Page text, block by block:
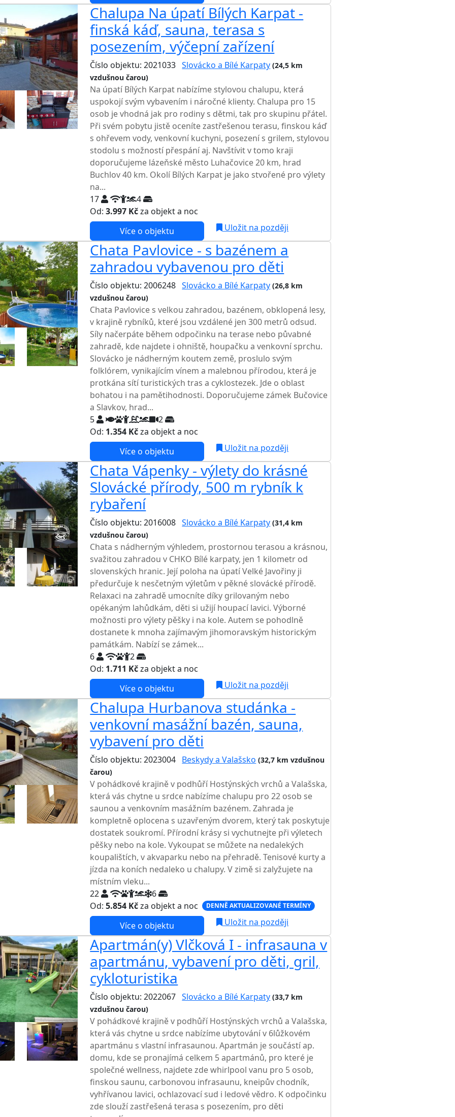
Chalupa Na úpatí Bílých Karpat -
finská káď, sauna, terasa s
posezením, výčepní zařízení
Číslo objektu: 2021033 Slovácko a Bílé Karpaty (24,5 km
vzdušnou čarou)
Na úpatí Bílých Karpat nabízíme stylovou chalupu, která
uspokojí svým vybavením i náročné klienty. Chalupa pro 15
osob je vhodná jak pro rodiny s dětmi, tak pro skupinu přátel.
Při svém pobytu jistě oceníte zastřešenou terasu, finskou káď
s ohřevem vody, venkovní kuchyni, posezení s grilem, stylovou
stodolu s možností přespání aj. Navštívit v tomo kraji
doporučujeme lázeňské město Luhačovice 20 km, hrad
Buchlov 40 km. Okolí Bílých Karpat je jako stvořené pro výlety
na...
17
4
Od:3.997 Kčza objekt a noc
Více o objektu
Uložit na později
Chata Pavlovice - s bazénem a
zahradou vybavenou pro děti
Číslo objektu: 2006248 Slovácko a Bílé Karpaty (26,8 km
vzdušnou čarou)
Chata Pavlovice s velkou zahradou, bazénem, obklopená lesy,
v krajině rybníků, které jsou vzdálené jen 300 metrů odsud.
Síly načerpáte během odpočinku na terase nebo půvabné
zahradě, kde najdete i ohniště, houpačku a venkovní sprchu.
Slovácko je nádherným koutem země, proslulo svým
folklórem, vynikajícím vínem a malebnou přírodou, která je
protkána sítí turistických tras a cyklostezek. Jde o oblast
bohatou i na pamětihodnosti. Doporučujeme zámek Bučovice
a Slavkov, hrad...
5
2
Od: 1.354 Kčza objekt a noc
Více o objektu
Uložit na později
Chata Vápenky - výlety do krásné
Slovácké přírody, 500 m rybník k
rybaření
Číslo objektu: 2016008 Slovácko a Bílé Karpaty (31,4 km
vzdušnou čarou)
Chata s nádherným výhledem, prostornou terasou a krásnou,
svažitou zahradou v CHKO Bílé karpaty, jen 1 kilometr od
slovenských hranic. Její poloha na úpatí Velké Javořiny ji
předurčuje k nesčetným výletům v pěkné slovácké přírodě.
Relaxaci na zahradě umocníte díky grilovaným nebo
opékaným lahůdkám, děti si užijí houpací lavici. Výborné
možnosti pro výlety pěšky i na kole. Autem se pohodlně
dostanete k mnoha zajímavým jihomoravským historickým
památkám. Nabízí se zámek...
6
2
Od: 1.711 Kčza objekt a noc
Více o objektu
Uložit na později
Chalupa Hurbanova studánka -
venkovní masážní bazén, sauna,
vybavení pro děti
Číslo objektu: 2023004 Beskydy a Valašsko (32,7 km vzdušnou
čarou)
V pohádkové krajině v podhůří Hostýnských vrchů a Valašska,
která vás chytne u srdce nabízíme chalupu pro 22 osob se
saunou a venkovním masážním bazénem. Zahrada je
kompletně oplocena s uzavřeným dvorem, který tak poskytuje
dostatek soukromí. Přírodní krásy si vychutnejte při výletech
pěšky nebo na kole. Vykoupat se můžete na nedalekých
koupalištích, v akvaparku nebo na přehradě. Tenisové kurty a
jízda na koních nedaleko u chalupy. V zimě si zalyžujete na
místním vleku...
22
6
Od:5.854 Kčza objekt a noc DENNĚ AKTUALIZOVANÉ TERMÍNY
Více o objektu Uložit na později
Apartmán(y) Vlčková I - infrasauna v
apartmánu, vybavení pro děti, gril,
cykloturistika
Číslo objektu: 2022067 Slovácko a Bílé Karpaty (33,7 km
vzdušnou čarou)
V pohádkové krajině v podhůří Hostýnských vrchů a Valašska,
která vás chytne u srdce nabízíme ubytování v 6lůžkovém
apartmánu s vlastní infrasaunou. Apartmán je součástí ap.
domu, kde se pronajímá celkem 5 apartmánů, pro které je
společné wellness, najdete zde whirlpool vanu pro 5 osob,
finskou saunu, carbonovou infrasaunu, kneipův chodník,
vyhřívanou lavici, ochlazovací sud i ledové vědro. K odpočinku
zde slouží zastřešená terasa s posezením, pro děti